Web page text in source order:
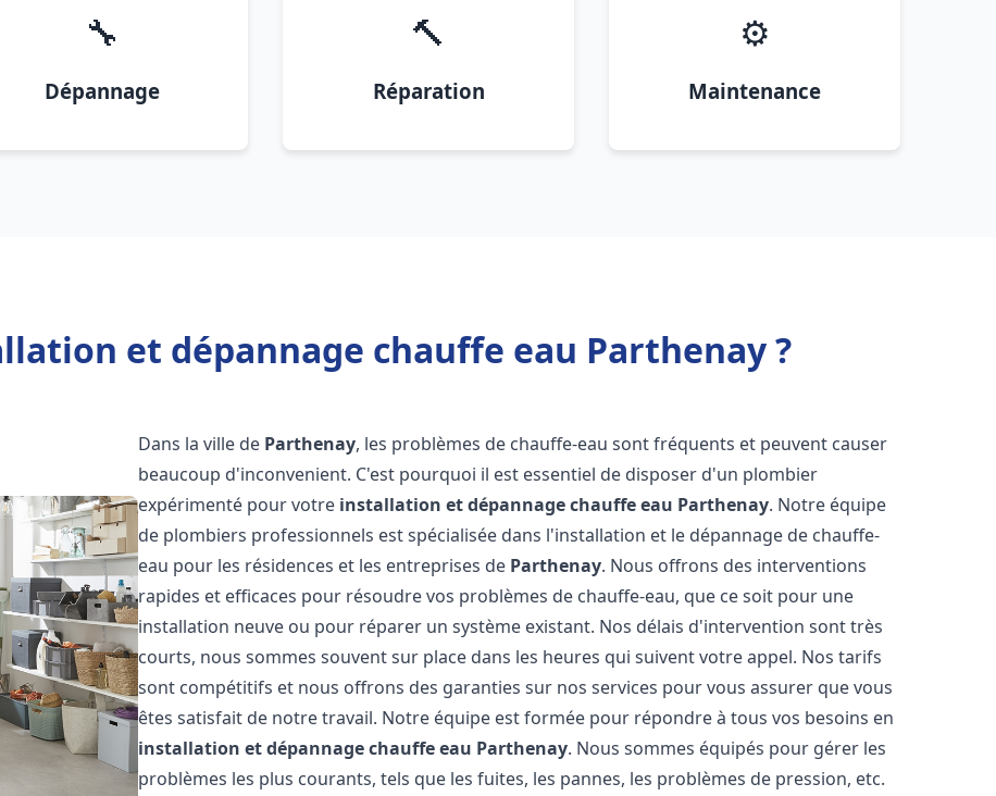
🔧
Dépannage
🔨
Réparation
⚙️
Maintenance
et dépannage chauffe eau Parthenay ?
Dans la ville de Parthenay, les problèmes de chauffe-eau sont fréquents et peuvent causer
beaucoup d'inconvenient. C'est pourquoi il est essentiel de disposer d'un plombier
expérimenté pour votre installation et dépannage chauffe eau Parthenay. Notre équipe
de plombiers professionnels est spécialisée dans l'installation et le dépannage de chauffe-
eau pour les résidences et les entreprises de Parthenay. Nous offrons des interventions
rapides et efficaces pour résoudre vos problèmes de chauffe-eau, que ce soit pour une
installation neuve ou pour réparer un système existant. Nos délais d'intervention sont très
courts, nous sommes souvent sur place dans les heures qui suivent votre appel. Nos tarifs
sont compétitifs et nous offrons des garanties sur nos services pour vous assurer que vous
êtes satisfait de notre travail. Notre équipe est formée pour répondre à tous vos besoins en
installation et dépannage chauffe eau Parthenay. Nous sommes équipés pour gérer les
problèmes les plus courants, tels que les fuites, les pannes, les problèmes de pression, etc.